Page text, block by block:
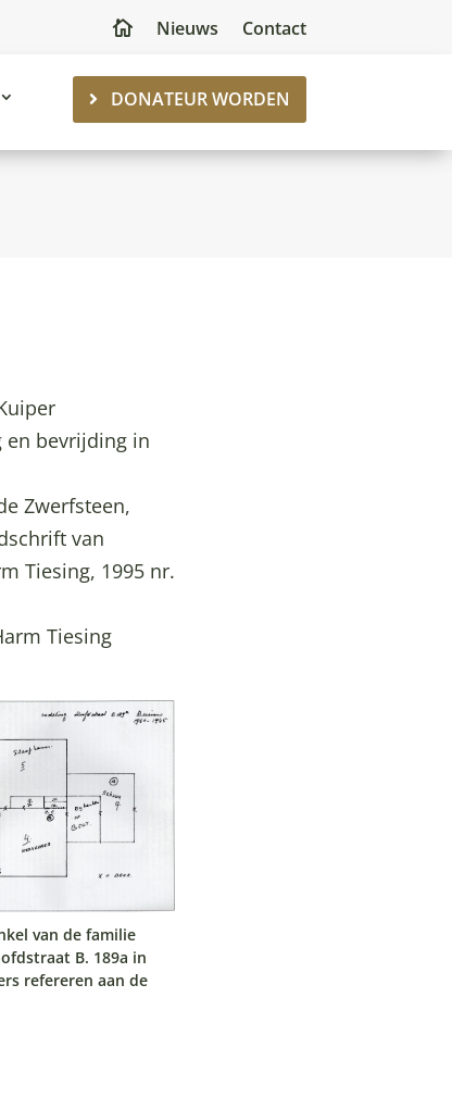
 Nieuws Contact
DONATEUR WORDEN
en bevrijding in
Zwerfsteen,
van
Tiesing, 1995 nr.
Tiesing
van de familie
B. 189a in
refereren aan de